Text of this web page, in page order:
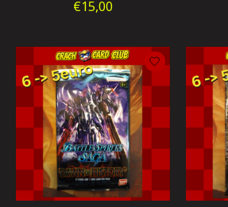
€15,00